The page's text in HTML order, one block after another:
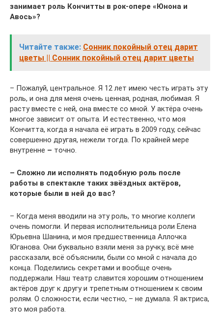
занимает роль Кончитты в рок-опере «Юнона и
Авось»?
Читайте также: Сонник покойный отец дарит
цветы || Сонник покойный отец дарит цветы
– Пожалуй, центральное. Я 12 лет имею честь играть эту
роль, и она для меня очень ценная, родная, любимая. Я
расту вместе с ней, она вместе со мной. У актёра очень
многое зависит от опыта. И естественно, что моя
Кончитта, когда я начала её играть в 2009 году, сейчас
совершенно другая, нежели тогда. По крайней мере
внутренне – точно.
– Сложно ли исполнять подобную роль после
работы в спектакле таких звёздных актёров,
которые были в ней до вас?
– Когда меня вводили на эту роль, то многие коллеги
очень помогли. И первая исполнительница роли Елена
Юрьевна Шанина, и моя предшественница Аллочка
Юганова. Они буквально взяли меня за ручку, всё мне
рассказали, всё объяснили, были со мной с начала до
конца. Поделились секретами и вообще очень
поддержали. Наш театр славится хорошим отношением
актёров друг к другу и трепетным отношением к своим
ролям. О сложности, если честно, – не думала. Я актриса,
это моя работа.